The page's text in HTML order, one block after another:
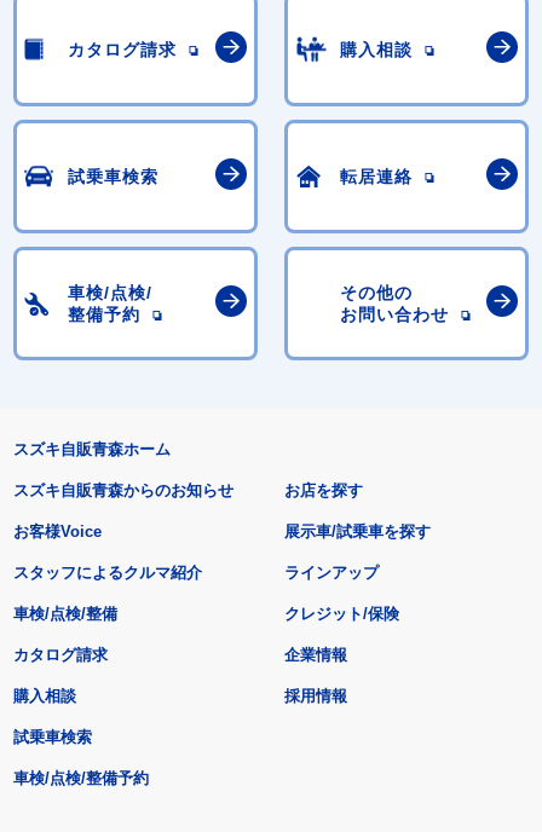
カタログ請求 購入相談
試乗車検索 転居連絡
車検/点検/
整備予約
その他の
お問い合わせ
スズキ自販青森ホーム
スズキ自販青森からのお知らせ
お客様Voice
スタッフによるクルマ紹介
お店を探す
展示車/試乗車を探す
ラインアップ
車検/点検/整備 クレジット/保険
カタログ請求
購入相談
試乗車検索
車検/点検/整備予約
企業情報
採用情報